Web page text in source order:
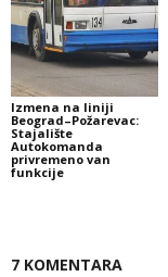
Izmena na liniji
Beograd–Požarevac:
Stajalište
Autokomanda
privremeno van
funkcije
7 KOMENTARA